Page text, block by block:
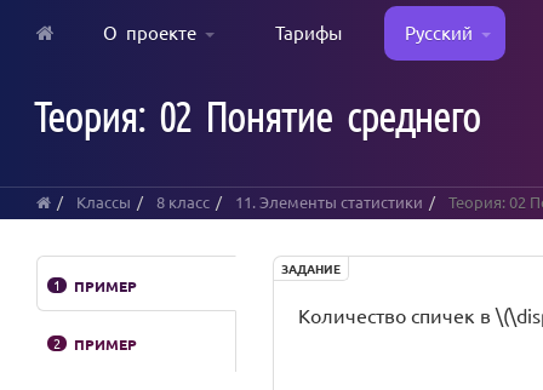
content
О проекте Тарифы Русский
Теория: 02 Понятие среднего
Классы 8 класс 11. Элементы статистики Теория: 02
1 ПРИМЕР
2 ПРИМЕР
ЗАДАНИЕ
Количество спичек в